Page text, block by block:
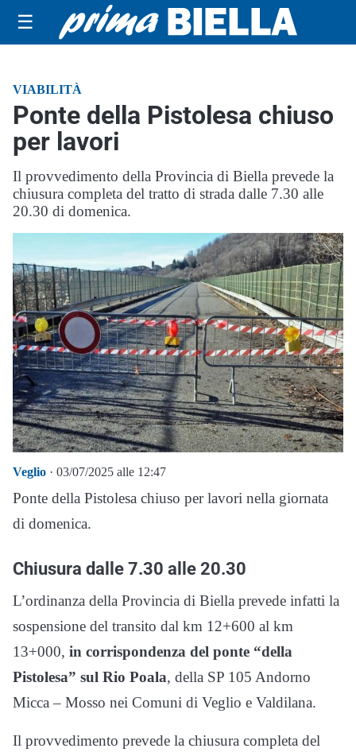
☰
VIABILITÀ
Ponte della Pistolesa chiuso
per lavori
Il provvedimento della Provincia di Biella prevede la
chiusura completa del tratto di strada dalle 7.30 alle
20.30 di domenica.
Veglio · 03/07/2025 alle 12:47
Ponte della Pistolesa chiuso per lavori nella giornata
di domenica.
Chiusura dalle 7.30 alle 20.30
L’ordinanza della Provincia di Biella prevede infatti la
sospensione del transito dal km 12+600 al km
13+000, in corrispondenza del ponte “della
Pistolesa” sul Rio Poala, della SP 105 Andorno
Micca – Mosso nei Comuni di Veglio e Valdilana.
Il provvedimento prevede la chiusura completa del